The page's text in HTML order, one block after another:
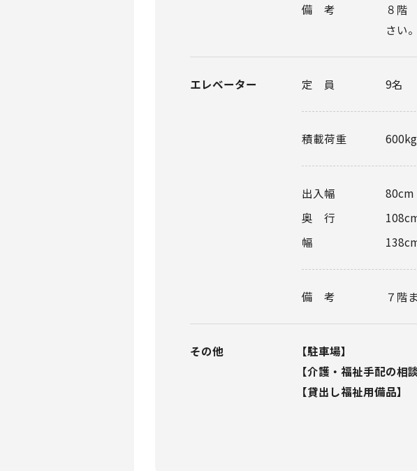
備考
８階
さい。
エレベーター 定員 9名
積載荷重 600kg
出入幅
80cm
奥行
幅
備考 ７階
その他 【駐⾞場】
【介護・福祉手配の相
【貸出し福祉⽤備品】